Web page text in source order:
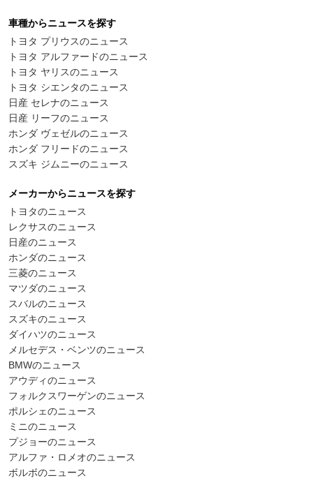
車種からニュースを探す
トヨタ プリウスのニュース
トヨタ アルファードのニュース
トヨタ ヤリスのニュース
トヨタ シエンタのニュース
日産 セレナのニュース
日産 リーフのニュース
ホンダ ヴェゼルのニュース
ホンダ フリードのニュース
スズキ ジムニーのニュース
メーカーからニュースを探す
トヨタのニュース
レクサスのニュース
日産のニュース
ホンダのニュース
三菱のニュース
マツダのニュース
スバルのニュース
スズキのニュース
ダイハツのニュース
メルセデス・ベンツのニュース
BMWのニュース
アウディのニュース
フォルクスワーゲンのニュース
ポルシェのニュース
ミニのニュース
プジョーのニュース
アルファ・ロメオのニュース
ボルボのニュース